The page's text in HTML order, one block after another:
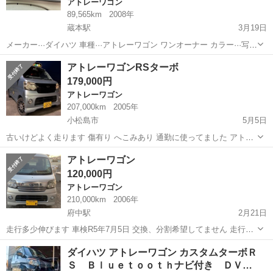
アトレーワゴン
89,565km
2008年
蔵本駅
3月19日
メーカー···ダイハツ 車種···アトレーワゴン ワンオーナー カラー···写真
のように色あせ有 走行距離···89,565（使ってますので変動します） ★
人気のアトレーワゴン★ターボ車入庫ました★ 車検9ヶ月程残って
い...
徳島 徳島市 蔵本駅 アトレーワゴン
アトレーワゴンRSターボ
179,000円
アトレーワゴン
207,000km
2005年
小松島市
5月5日
古いけどよく走ります 傷有り へこみあり 通勤に使ってました アトレ
ーには オイル漏れは、あると思って下さい この車は、あまり無いし
地面にもオイルの跡はないです エアコン効きます この商品は、外した
りする 所あります...
徳島 小松島市 アトレーワゴン
アトレーワゴン
120,000円
アトレーワゴン
210,000km
2006年
府中駅
2月21日
走行多少伸びます 車検R5年7月5日 交換、分割希望してません 走行の
割には、調子良いです！ ボディーは、凹みや傷あります 現車確認出来
ます 仕事や釣りにどうですか？ ATターボ
徳島 徳島市 府中駅 アトレーワゴン
ダイハツ アトレーワゴン カスタムターボＲ
Ｓ Ｂｌｕｅｔｏｏｔｈナビ付き ＤＶ…